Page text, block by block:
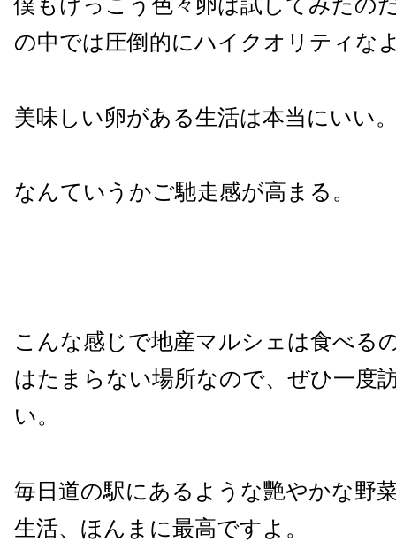
の中では圧倒的にハイクオリティな
美味しい卵がある生活は本当にいい
なんていうかご馳走感が高まる。
こんな感じで地産マルシェは食べる
はたまらない場所なので、ぜひ一度
い。
毎日道の駅にあるような艷やかな野
生活、ほんまに最高ですよ。